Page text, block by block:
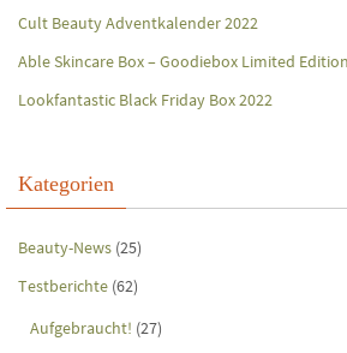
Cult Beauty Adventkalender 2022
Able Skincare Box – Goodiebox Limited Edition
Lookfantastic Black Friday Box 2022
Kategorien
Beauty-News (25)
Testberichte (62)
Aufgebraucht! (27)